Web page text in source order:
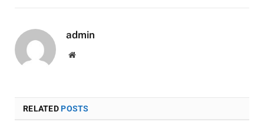
admin
Website
RELATEDPOSTS